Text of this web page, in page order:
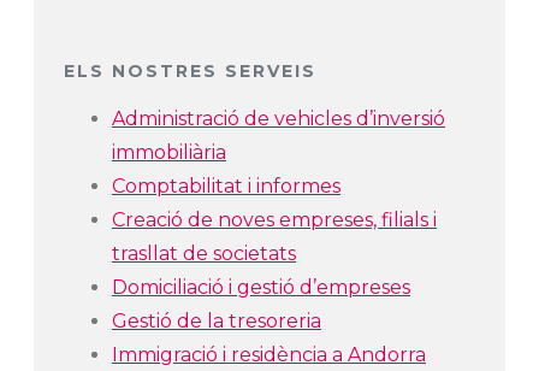
ELS NOSTRES SERVEIS
Administració de vehicles d’inversió
immobiliària
Comptabilitat i informes
Creació de noves empreses, filials i
trasllat de societats
Domiciliació i gestió d’empreses
Gestió de la tresoreria
Immigració i residència a Andorra